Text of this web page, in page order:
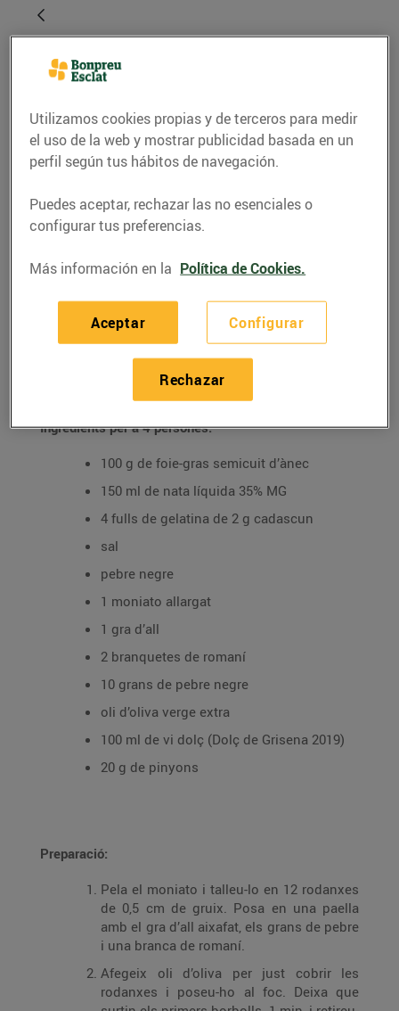
RECETAS
Snack de moniato i
foie-gras d'ànec amb
gelatina de vi dolç i
pinyons
Ingredients per a 4 persones:
100 g de foie-gras semicuit d’ànec
150 ml de nata líquida 35% MG
4 fulls de gelatina de 2 g cadascun
sal
pebre negre
1 moniato allargat
1 gra d’all
2 branquetes de romaní
10 grans de pebre negre
oli d’oliva verge extra
100 ml de vi dolç (Dolç de Grisena 2019)
20 g de pinyons
Preparació:
Pela el moniato i talleu-lo en 12 rodanxes
de 0,5 cm de gruix. Posa en una paella
amb el gra d’all aixafat, els grans de pebre
i una branca de romaní.
Afegeix oli d’oliva per just cobrir les
rodanxes i poseu-ho al foc. Deixa que
Utilizamos cookies propias y de terceros para medir
el uso de la web y mostrar publicidad basada en un
perfil según tus hábitos de navegación.
Puedes aceptar, rechazar las no esenciales o
configurar tus preferencias.
Más información en la Política de Cookies.
Configurar
Rechazar
Aceptar